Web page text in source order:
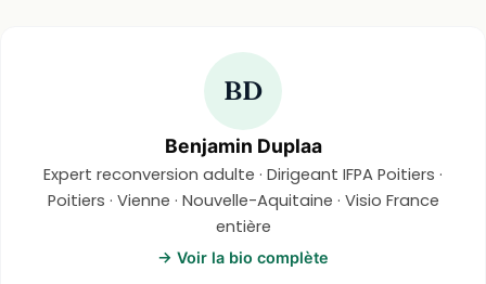
BD
Benjamin Duplaa
Expert reconversion adulte · Dirigeant IFPA Poitiers ·
Poitiers · Vienne · Nouvelle-Aquitaine · Visio France
entière
→ Voir la bio complète